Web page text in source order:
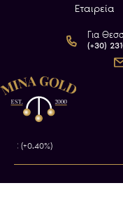
Εταιρεία
Για
(+30)
(+0.40%)